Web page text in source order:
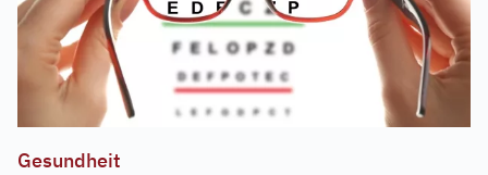
Gesundheit